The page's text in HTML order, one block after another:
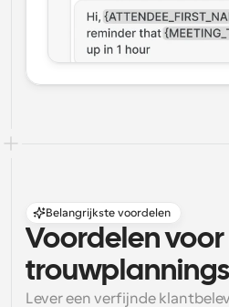
Belangrijkste voordelen
Voordelen
Lever een verfijnde